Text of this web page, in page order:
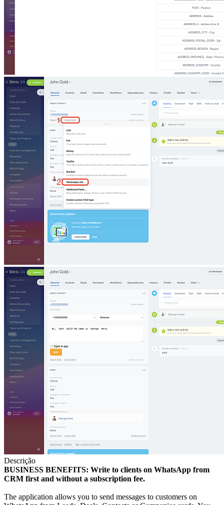
Descrição
BUSINESS BENEFITS: Write to clients on WhatsApp from
CRM first and without a subscription fee.
The application allows you to send messages to customers on